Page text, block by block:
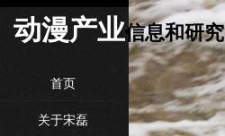
动漫产业信息和研究
首页
关于宋磊